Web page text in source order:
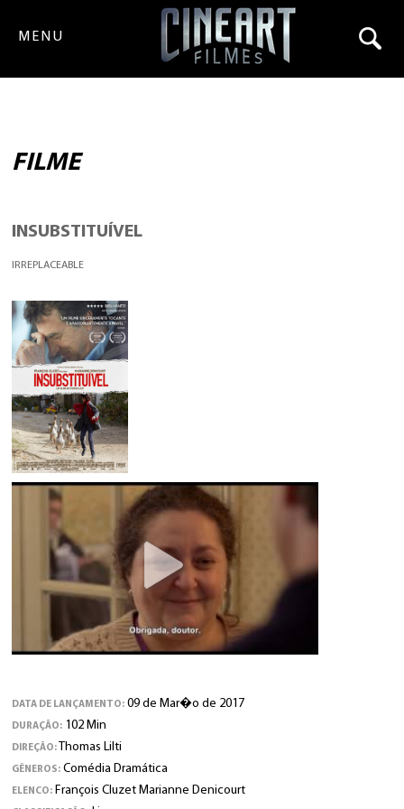
MENU
FILME
INSUBSTITUÍVEL
IRREPLACEABLE
DATA DE LANÇAMENTO: 09 de Mar�o de 2017
DURAÇÃO: 102 Min
DIREÇÃO:Thomas Lilti
GÊNEROS: Comédia Dramática
ELENCO: François Cluzet Marianne Denicourt